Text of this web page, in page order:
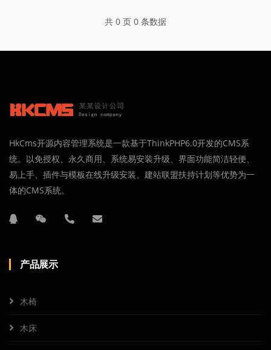
共 0 页 0 条数据
HkCms开源内容管理系统是一款基于ThinkPHP6.0开发的CMS系
统。以免授权、永久商用、系统易安装升级、界面功能简洁轻便、
易上手、插件与模板在线升级安装、建站联盟扶持计划等优势为一
体的CMS系统。
产品展示
木椅
木床